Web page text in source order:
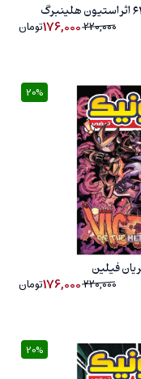
220,000
176,000تومان
220,000
176,000تومان
20%
20%